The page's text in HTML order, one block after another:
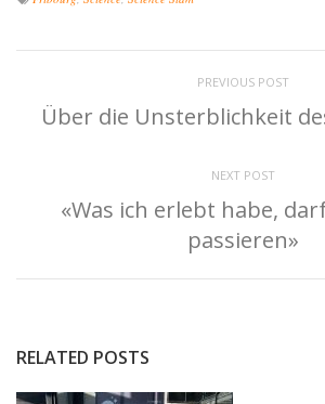
PREVIOUS POST
Über die Unsterblichkeit
NEXT POST
«Was ich erlebt habe,
passieren»
RELATED POSTS